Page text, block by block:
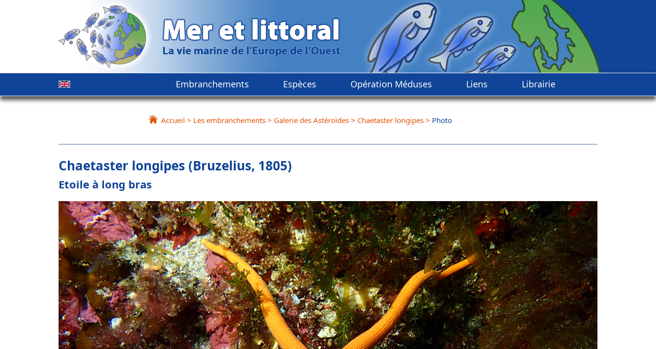
Embranchements Espèces Opération Méduses Liens Librairie
Accueil > Les embranchements > Galerie des Astéroïdes > Chaetaster longipes > Photo
Chaetaster longipes (Bruzelius, 1805)
Etoile à long bras